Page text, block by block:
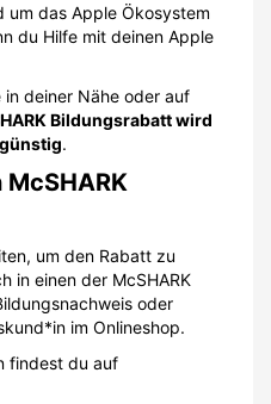
um das Apple Ökosystem
du Hilfe mit deinen Apple
in deiner Nähe oder auf
Bildungsrabatt wird
.
um den Rabatt zu
in einen der McSHARK
oder
im Onlineshop.
findest du auf